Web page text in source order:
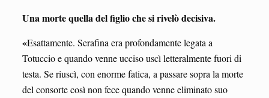
Una morte quella del figlio che si rivelò decisiva.
«Esattamente. Serafina era profondamente legata a
Totuccio e quando venne ucciso uscì letteralmente fuori di
testa. Se riuscì, con enorme fatica, a passare sopra la morte
del consorte così non fece quando venne eliminato suo